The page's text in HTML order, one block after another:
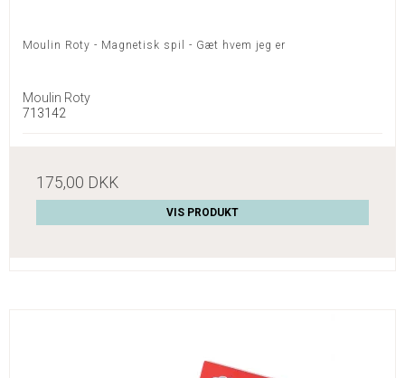
Moulin Roty - Magnetisk spil - Gæt hvem jeg er
Moulin Roty
713142
175,00 DKK
VIS PRODUKT